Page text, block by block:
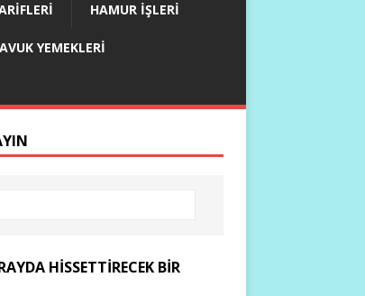
HAMUR İŞLERI
YEMEKLERI
HISSETTIRECEK BIR